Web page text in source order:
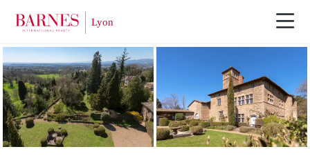
Visite vidéo